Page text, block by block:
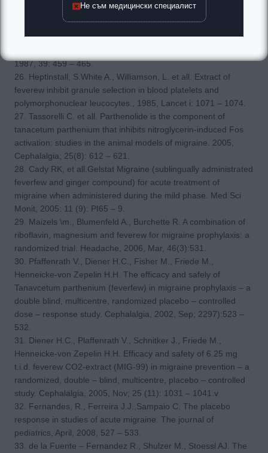
25. Heptinstall, S., Groenewegen, W.A., Spangenberg P. et all.
Extract of feverfew may inhibit platelet behavior via
1987, 39: 459 – 465.
26. Heptinstall, S.White A., Williamson, L. et all. Extract of
feverew inhibit granule selection in blood platelets and
polymorphonuclear leucocytes., 1985, Lancet i: 1071 – 1074.
27. Tassorelli C. et all. Parthenolide is the component of
tanacetum parthenium that inhibits nitroglycerin-induced Fos
activation: studies in the animal models of migraine. 2005,
Cephalalgia; 25(8): 612 – 621.
28. Cady RK, et all.Gelstat Migraine (sublingually administrated
feverfew and ginger compound) for acute treatment of
migraine when administered during the mild phase. Med Sci
Monit, 2005: 11 (9): PI65 – 9.
29. Maizels \m., Blumenfeld A., Burchette R. A combination of
riboflavin, magnesium and feverew for migraine prophylaxis: a
randomized trial. Headache, 2006, Mar, 46(3):531.
30. Pfaffenrath V., Diener H.C., Fisher M., Friede M.,
Henneicke-von Zepelin H.H. The efficacy and safely of
Tanavcetum parthenium (feverfew) in migraine prophylaxis – a
double blind, multicentre, randomized placebo – controlled
dose – response study. Cephalalgia, 2002, Sep; 2297):523 –
532.
31. Diener H.C., Plaffenrath V., Schnitker J., Friede M.,
Henneicke-von Zepelin H.H. Efficacy and safety of 6.25 mg
t.i.d. feverew CO2-extract (MIG-99) in migraine prevention – a
randomized, double – blind, multicentre, placebo – controlled
study. Cephalalgia, 2005, Nov; 25 (11): 1031 – 1041.v
32. Fernandes, R., Ferreira J.J.,Sampaio C. The placebo
response in studies of acute migraine. The journal of
pediatrics, April, 2008, 527 – 533.
33. de la Fuente – Fernandez R., Shulzer M., Stoessl AJ. The
Не съм медицински специалист